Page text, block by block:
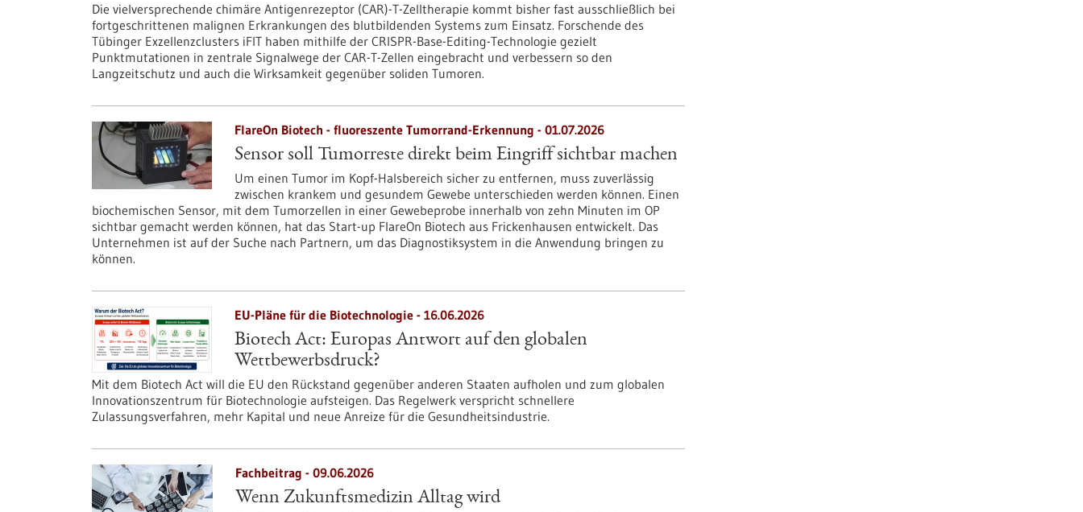
Die vielversprechende chimäre Antigenrezeptor (CAR)-T-Zelltherapie kommt bisher fast ausschließlich bei
fortgeschrittenen malignen Erkrankungen des blutbildenden Systems zum Einsatz. Forschende des
Tübinger Exzellenzclusters iFIT haben mithilfe der CRISPR-Base-Editing-Technologie gezielt
Punktmutationen in zentrale Signalwege der CAR-T-Zellen eingebracht und verbessern so den
Langzeitschutz und auch die Wirksamkeit gegenüber soliden Tumoren.
FlareOn Biotech - fluoreszente Tumorrand-Erkennung - 01.07.2026
Sensor soll Tumorreste direkt beim Eingriff sichtbar machen
Um einen Tumor im Kopf-Halsbereich sicher zu entfernen, muss zuverlässig
zwischen krankem und gesundem Gewebe unterschieden werden können. Einen
biochemischen Sensor, mit dem Tumorzellen in einer Gewebeprobe innerhalb von zehn Minuten im OP
sichtbar gemacht werden können, hat das Start-up FlareOn Biotech aus Frickenhausen entwickelt. Das
Unternehmen ist auf der Suche nach Partnern, um das Diagnostiksystem in die Anwendung bringen zu
können.
EU-Pläne für die Biotechnologie - 16.06.2026
Biotech Act: Europas Antwort auf den globalen
Wettbewerbsdruck?
Mit dem Biotech Act will die EU den Rückstand gegenüber anderen Staaten aufholen und zum globalen
Innovationszentrum für Biotechnologie aufsteigen. Das Regelwerk verspricht schnellere
Zulassungsverfahren, mehr Kapital und neue Anreize für die Gesundheitsindustrie.
Fachbeitrag - 09.06.2026
Wenn Zukunftsmedizin Alltag wird